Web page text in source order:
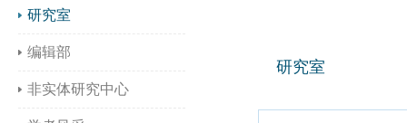
研究室
编辑部
非实体研究中心
研究室